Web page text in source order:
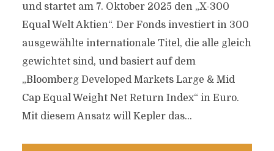
und startet am 7. Oktober 2025 den „X-300
Equal Welt Aktien“. Der Fonds investiert in 300
ausgewählte internationale Titel, die alle gleich
gewichtet sind, und basiert auf dem
„Bloomberg Developed Markets Large & Mid
Cap Equal Weight Net Return Index“ in Euro.
Mit diesem Ansatz will Kepler das...